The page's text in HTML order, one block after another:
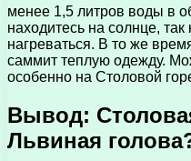
менее 1,5 литров воды в
находитесь на солнце,
нагреваться. В то же
саммит теплую одежду.
особенно на Столовой
Вывод:
Львиная